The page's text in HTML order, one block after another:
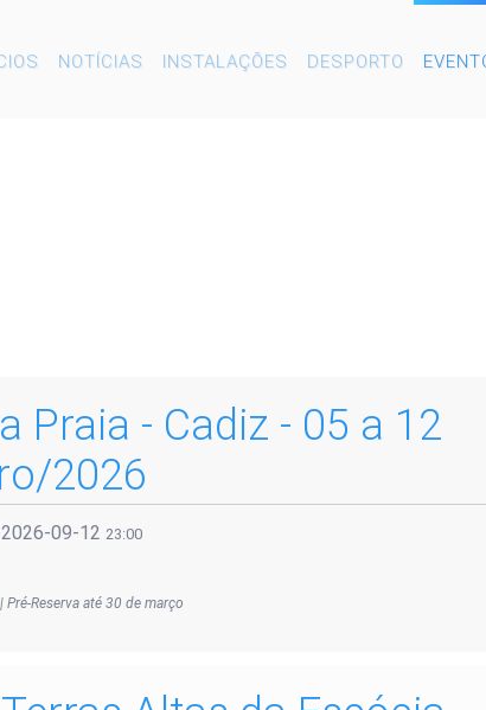
NOTÍCIAS INSTALAÇÕES DESPORTO
Praia - Cadiz - 05 a 12
2026
2026-09-12 23:00
Reserva até 30 de março